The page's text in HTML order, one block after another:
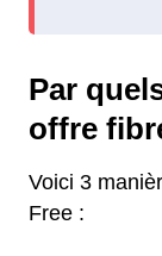
Par
offre
Voici 3
Free :